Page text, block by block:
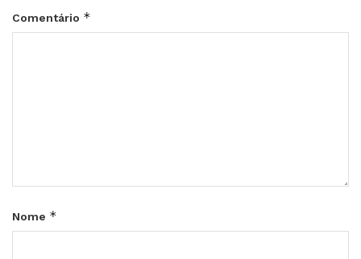
Comentário *
Nome *